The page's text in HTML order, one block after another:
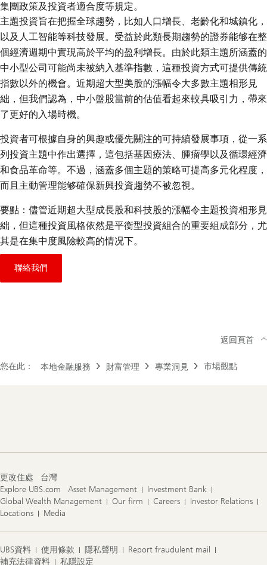
集團政策及投資者適合度等規定。
主題投資旨在把握全球趨勢，比如人口增長、老齡化和城鎮化，
以及人工智能等科技發展。受益於此類長期趨勢的證券能够在整
個經濟週期中實現高於平均的盈利增長。由於此類主題所涵蓋的
中小型公司可能尚未被納入基準指數，這種投資方式可提供傳統
指數以外的機會。近期超大型美股的漲幅令大多數主題相形見
絀，但我們認為，中小盤股當前的估值看起來較具吸引力，帶來
了更好的入場時機。
投資者可根據自身的興趣或優先關注的可持續發展事項，從一系
列投資主題中作出選擇，這包括基因療法、腫瘤學以及循環經濟
和食品革命等。不過，涵蓋多個主題的策略可提高多元化程度，
而且主動管理能够確保新興投資趨勢不被忽視。
要點：儘管近期超大型成長股和科技股的漲幅令主題投資相形見
絀，但這種投資風格依然是平衡型投資組合的重要組成部分，尤
其是在集中度風險較高的情况下。
聯絡我們
您在此： 本地金融服務 財富管理 專業洞見 市場觀點
返回頁首
更改住處
台灣
Explore UBS.com
Asset Management
Investment Bank
Global Wealth Management
Our firm Careers
Investor Relations
Locations
Media
UBS資料 使用條款 隱私聲明
Report fraudulent mail
補充法律資料
私隱設定